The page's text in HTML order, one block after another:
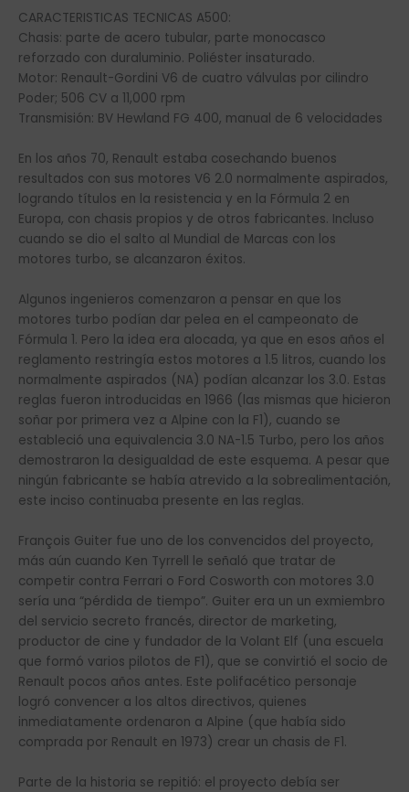
CARACTERISTICAS TECNICAS A500:
Chasis: parte de acero tubular, parte monocasco
reforzado con duraluminio. Poliéster insaturado.
Motor: Renault-Gordini V6 de cuatro válvulas por cilindro
Poder; 506 CV a 11,000 rpm
Transmisión: BV Hewland FG 400, manual de 6 velocidades
En los años 70, Renault estaba cosechando buenos
resultados con sus motores V6 2.0 normalmente aspirados,
logrando títulos en la resistencia y en la Fórmula 2 en
Europa, con chasis propios y de otros fabricantes. Incluso
cuando se dio el salto al Mundial de Marcas con los
motores turbo, se alcanzaron éxitos.
Algunos ingenieros comenzaron a pensar en que los
motores turbo podían dar pelea en el campeonato de
Fórmula 1. Pero la idea era alocada, ya que en esos años el
reglamento restringía estos motores a 1.5 litros, cuando los
normalmente aspirados (NA) podían alcanzar los 3.0. Estas
reglas fueron introducidas en 1966 (las mismas que hicieron
soñar por primera vez a Alpine con la F1), cuando se
estableció una equivalencia 3.0 NA-1.5 Turbo, pero los años
demostraron la desigualdad de este esquema. A pesar que
ningún fabricante se había atrevido a la sobrealimentación,
este inciso continuaba presente en las reglas.
François Guiter fue uno de los convencidos del proyecto,
más aún cuando Ken Tyrrell le señaló que tratar de
competir contra Ferrari o Ford Cosworth con motores 3.0
sería una “pérdida de tiempo”. Guiter era un un exmiembro
del servicio secreto francés, director de marketing,
productor de cine y fundador de la Volant Elf (una escuela
que formó varios pilotos de F1), que se convirtió el socio de
Renault pocos años antes. Este polifacético personaje
logró convencer a los altos directivos, quienes
inmediatamente ordenaron a Alpine (que había sido
comprada por Renault en 1973) crear un chasis de F1.
Parte de la historia se repitió: el proyecto debía ser